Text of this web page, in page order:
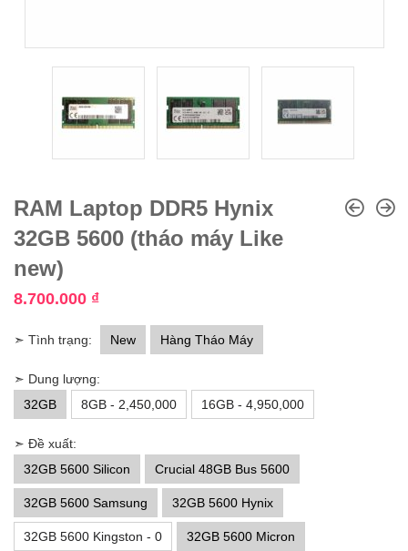
RAM Laptop DDR5 Hynix
32GB 5600 (tháo máy Like
new)
8.700.000 ₫
➣ Tình trạng: New Hàng Tháo Máy
➣ Dung lượng:
32GB
8GB - 2,450,000 16GB - 4,950,000
➣ Đề xuất:
32GB 5600 Silicon
Crucial 48GB Bus 5600
32GB 5600 Samsung 32GB 5600 Hynix
32GB 5600 Kingston - 0 32GB 5600 Micron